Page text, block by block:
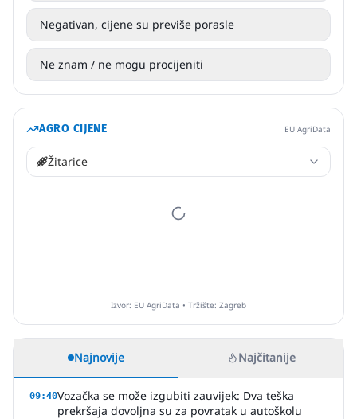
Negativan, cijene su previše porasle
Ne znam / ne mogu procijeniti
AGRO CIJENE EU AgriData
Žitarice
Izvor: EU AgriData • Tržište: Zagreb
Najnovije Najčitanije
09:40Vozačka se može izgubiti zauvijek: Dva teška
prekršaja dovoljna su za povratak u autoškolu